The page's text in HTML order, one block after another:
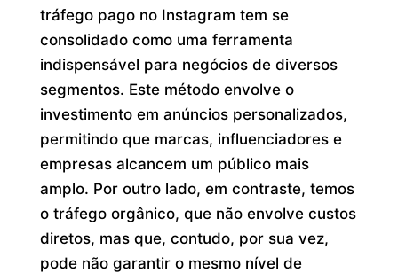
tráfego pago no Instagram tem se
consolidado como uma ferramenta
indispensável para negócios de diversos
segmentos. Este método envolve o
investimento em anúncios personalizados,
permitindo que marcas, influenciadores e
empresas alcancem um público mais
amplo. Por outro lado, em contraste, temos
o tráfego orgânico, que não envolve custos
diretos, mas que, contudo, por sua vez,
pode não garantir o mesmo nível de